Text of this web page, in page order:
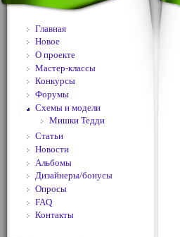
Главная
Новое
О проекте
Мастер-классы
Конкурсы
Форумы
Схемы и модели
Мишки Тедди
Статьи
Новости
Альбомы
Дизайнеры/бонусы
Опросы
FAQ
Контакты